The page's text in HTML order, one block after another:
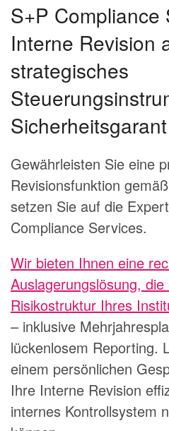
S+P Compliance
Interne Revision
strategisches
Sicherheitsgarant
Gewährleisten Sie eine
Revisionsfunktion
setzen Sie auf die
Compliance Services.
Wir bieten Ihnen eine
Auslagerungslösung,
Risikostruktur Ihres
– inklusive
lückenlosem Reporting.
einem persönlichen
Ihre Interne Revision
internes Kontrollsystem